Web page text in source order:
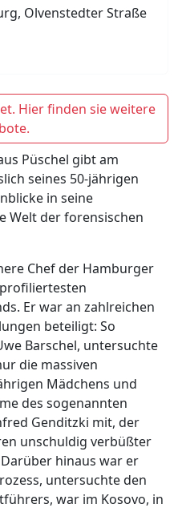
Olvenstedter Straße
Hier finden sie weitere
Püschel gibt am
seines 50-jährigen
in seine
Welt der forensischen
Chef der Hamburger
Er war an zahlreichen
beteiligt: So
Barschel, untersuchte
die massiven
Mädchens und
des sogenannten
Genditzki mit, der
unschuldig verbüßter
hinaus war er
untersuchte den
war im Kosovo, in